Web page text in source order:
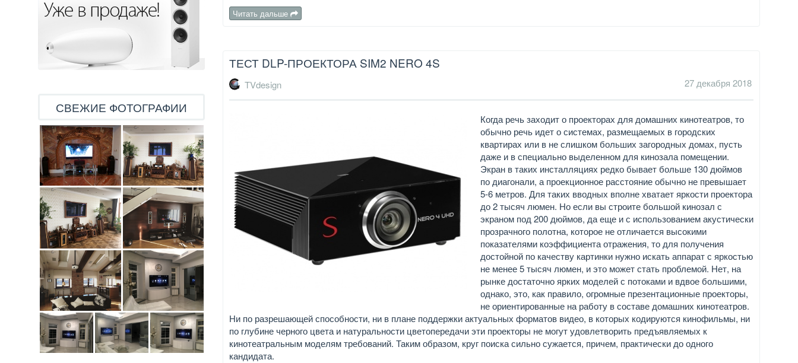
Читать дальше
ТЕСТ DLP-ПРОЕКТОРА SIM2 NERO 4S
TVdesign 27 декабря 2018
Когда речь заходит о проекторах для домашних кинотеатров, то
обычно речь идет о системах, размещаемых в городских
квартирах или в не слишком больших загородных домах, пусть
даже и в специально выделенном для кинозала помещении.
Экран в таких инсталляциях редко бывает больше 130 дюймов
по диагонали, а проекционное расстояние обычно не превышает
5-6 метров. Для таких вводных вполне хватает яркости проектора
до 2 тысяч люмен. Но если вы строите большой кинозал с
экраном под 200 дюймов, да еще и с использованием акустически
прозрачного полотна, которое не отличается высокими
показателями коэффициента отражения, то для получения
достойной по качеству картинки нужно искать аппарат с яркостью
не менее 5 тысяч люмен, и это может стать проблемой. Нет, на
рынке достаточно ярких моделей с потоками и вдвое большими,
однако, это, как правило, огромные презентационные проекторы,
не ориентированные на работу в составе домашних кинотеатров.
Ни по разрешающей способности, ни в плане поддержки актуальных форматов видео, в которых кодируются кинофильмы, ни
по глубине черного цвета и натуральности цветопередачи эти проекторы не могут удовлетворить предъявляемых к
кинотеатральным моделям требований. Таким образом, круг поиска сильно сужается, причем, практически до одного
кандидата.
СВЕЖИЕ ФОТОГРАФИИ